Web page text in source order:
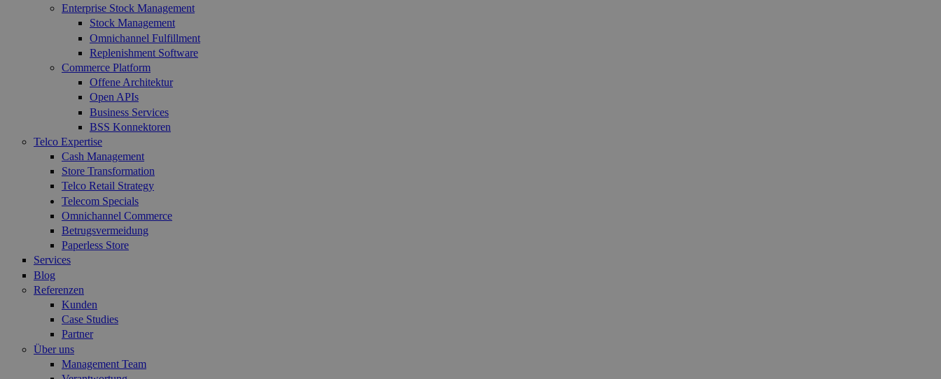
Enterprise Stock Management
Stock Management
Omnichannel Fulfillment
Replenishment Software
Commerce Platform
Offene Architektur
Open APIs
Business Services
BSS Konnektoren
Telco Expertise
Cash Management
Store Transformation
Telco Retail Strategy
Telecom Specials
Omnichannel Commerce
Betrugsvermeidung
Paperless Store
Services
Blog
Referenzen
Kunden
Case Studies
Partner
Über uns
Management Team